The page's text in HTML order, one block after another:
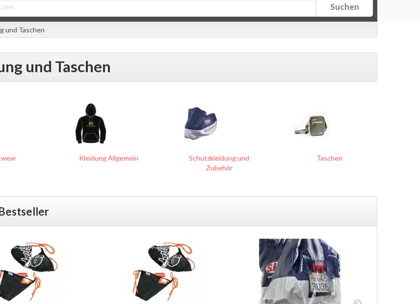
Suchen
und Taschen
und Taschen
Kleidung Allgemein
Schutzkleidung und
Zubehör
Taschen